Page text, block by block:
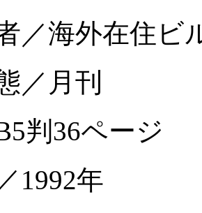
／海外在住ビ
／月刊
判36ページ
1992年